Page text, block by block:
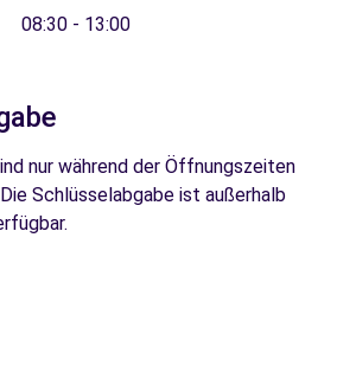
08:30 - 13:00
nur während der Öffnungszeiten
Schlüsselabgabe ist außerhalb